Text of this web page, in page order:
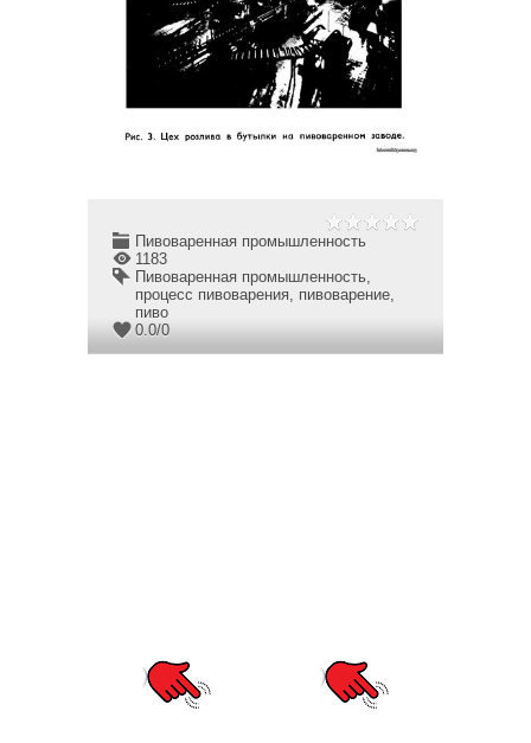
Пивоваренная промышленность
1183
Пивоваренная промышленность,
процесс пивоварения, пивоварение,
пиво
0.0/0